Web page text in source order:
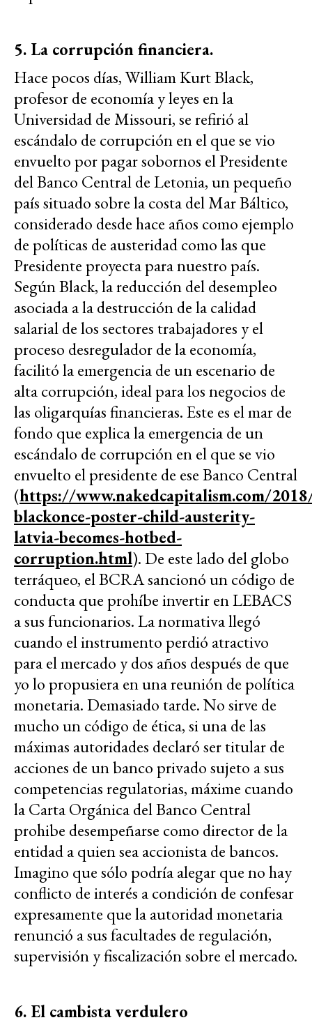
5. La corrupción financiera.
Hace pocos días, William Kurt Black,
profesor de economía y leyes en la
Universidad de Missouri, se refirió al
escándalo de corrupción en el que se vio
envuelto por pagar sobornos el Presidente
del Banco Central de Letonia, un pequeño
país situado sobre la costa del Mar Báltico,
considerado desde hace años como ejemplo
de políticas de austeridad como las que
Presidente proyecta para nuestro país.
Según Black, la reducción del desempleo
asociada a la destrucción de la calidad
salarial de los sectores trabajadores y el
proceso desregulador de la economía,
facilitó la emergencia de un escenario de
alta corrupción, ideal para los negocios de
las oligarquías financieras. Este es el mar de
fondo que explica la emergencia de un
escándalo de corrupción en el que se vio
envuelto el presidente de ese Banco Central
(https://www.nakedcapitalism.com/
blackonce-poster-child-austerity-
latvia-becomes-hotbed-
corruption.html). De este lado del globo
terráqueo, el BCRA sancionó un código de
conducta que prohíbe invertir en LEBACS
a sus funcionarios. La normativa llegó
cuando el instrumento perdió atractivo
para el mercado y dos años después de que
yo lo propusiera en una reunión de política
monetaria. Demasiado tarde. No sirve de
mucho un código de ética, si una de las
máximas autoridades declaró ser titular de
acciones de un banco privado sujeto a sus
competencias regulatorias, máxime cuando
la Carta Orgánica del Banco Central
prohibe desempeñarse como director de la
entidad a quien sea accionista de bancos.
Imagino que sólo podría alegar que no hay
conflicto de interés a condición de confesar
expresamente que la autoridad monetaria
renunció a sus facultades de regulación,
supervisión y fiscalización sobre el mercado.
6. El cambista verdulero